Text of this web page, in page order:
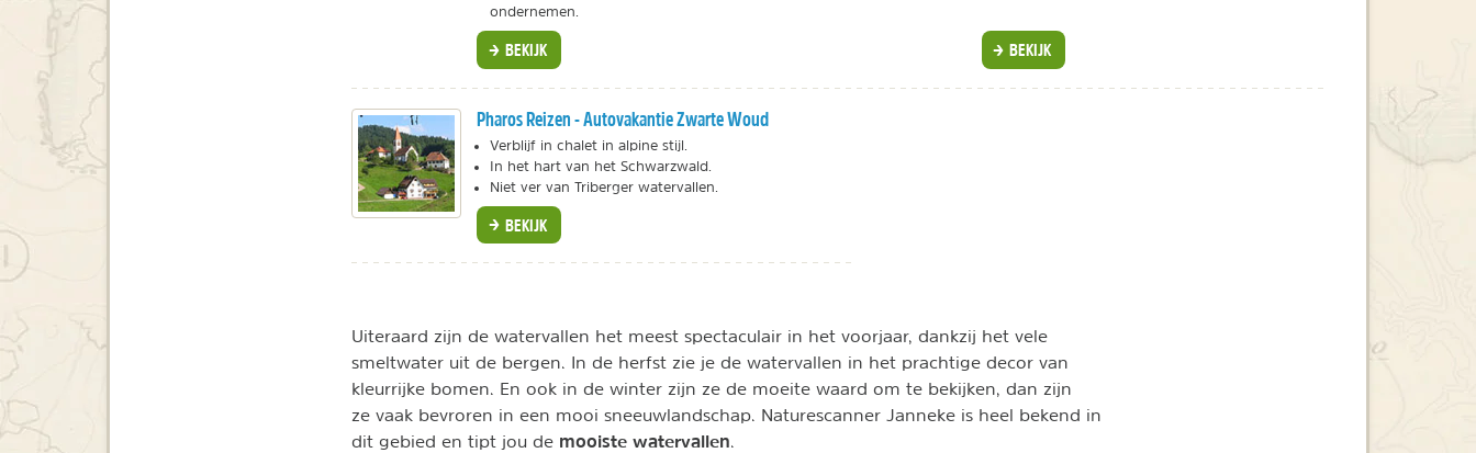
ondernemen.
BEKIJK BEKIJK
Pharos Reizen - Autovakantie Zwarte Woud
Verblijf in chalet in alpine stijl.
In het hart van het Schwarzwald.
Niet ver van Triberger watervallen.
BEKIJK
Uiteraard zijn de watervallen het meest spectaculair in het voorjaar, dankzij het vele
smeltwater uit de bergen. In de herfst zie je de watervallen in het prachtige decor van
kleurrijke bomen. En ook in de winter zijn ze de moeite waard om te bekijken, dan zijn
ze vaak bevroren in een mooi sneeuwlandschap. Naturescanner Janneke is heel bekend in
dit gebied en tipt jou de mooiste watervallen